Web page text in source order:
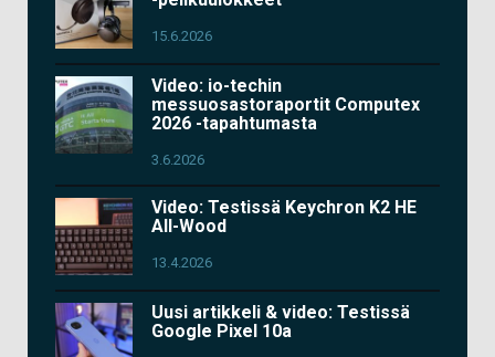
15.6.2026
Video: io-techin
messuosastoraportit Computex
2026 -tapahtumasta
3.6.2026
Video: Testissä Keychron K2 HE
All-Wood
13.4.2026
Uusi artikkeli & video: Testissä
Google Pixel 10a